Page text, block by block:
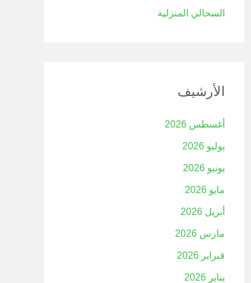
السحالي المنزلية
الأرشيف
أغسطس 2026
يوليو 2026
يونيو 2026
مايو 2026
أبريل 2026
مارس 2026
فبراير 2026
يناير 2026